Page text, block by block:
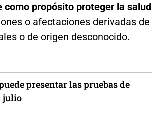
propósito proteger la salud
o afectaciones derivadas de
o de origen desconocido.
presentar las pruebas de
julio